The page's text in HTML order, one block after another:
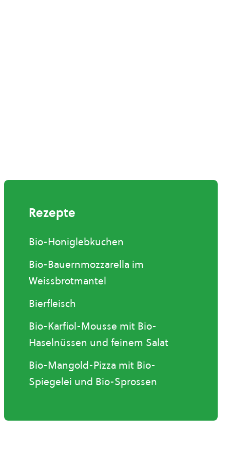
Rezepte
Bio-Honiglebkuchen
Bio-Bauernmozzarella im
Weissbrotmantel
Bierfleisch
Bio-Karfiol-Mousse mit Bio-
Haselnüssen und feinem Salat
Bio-Mangold-Pizza mit Bio-
Spiegelei und Bio-Sprossen